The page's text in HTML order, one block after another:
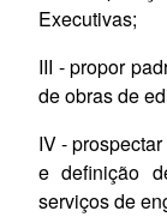
Executivas;
III - propor
de obras de
IV -
e definição
serviços de